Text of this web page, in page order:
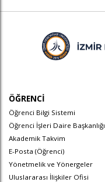
ÖĞRENCİ
Öğrenci Bilgi Sistemi
Öğrenci İşleri Daire Başkanlığı
Akademik Takvim
E-Posta (Öğrenci)
Yönetmelik ve Yönergeler
Uluslararası İlişkiler Ofisi